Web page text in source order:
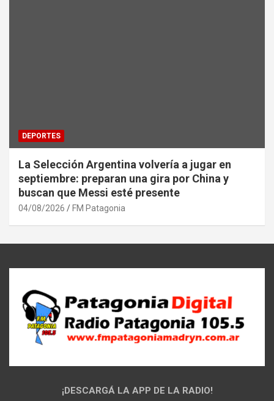
DEPORTES
La Selección Argentina volvería a jugar en
septiembre: preparan una gira por China y
buscan que Messi esté presente
04/08/2026 FM Patagonia
¡DESCARGÁ LA APP DE LA RADIO!